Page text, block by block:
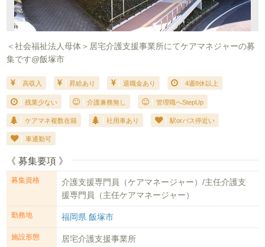
＜社会福祉法人母体＞居宅介護支援事業所にてケアマネジャーの募
集です@飯塚市
高収入 昇給あり 退職金あり 4週8休以上
残業少ない 介護兼務無し 管理職へStepUp
ケアマネ複数在籍 社用車あり 駅orバス停近い
車通勤可
《 募集要項 》
募集資格
介護支援専門員（ケアマネージャー）/主任介護支
援専門員（主任ケアマネージャー）
勤務地 福岡県 飯塚市
施設形態 居宅介護支援事業所